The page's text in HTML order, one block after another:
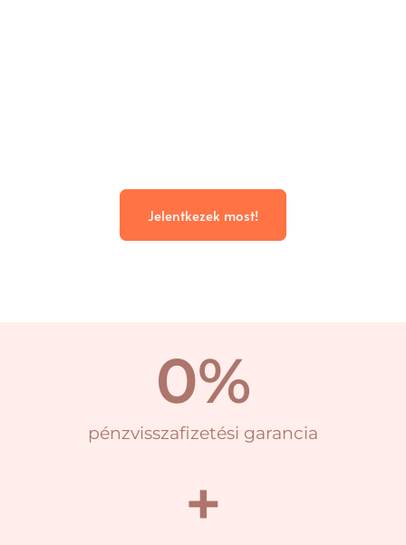
Jelentkezek most!
pénzvisszafizetési garancia
0%
+